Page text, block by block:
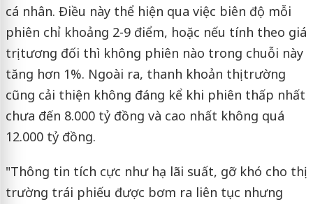
cá nhân. Điều này thể hiện qua việc biên độ mỗi
phiên chỉ khoảng 2-9 điểm, hoặc nếu tính theo giá
trị tương đối thì không phiên nào trong chuỗi này
tăng hơn 1%. Ngoài ra, thanh khoản thị trường
cũng cải thiện không đáng kể khi phiên thấp nhất
chưa đến 8.000 tỷ đồng và cao nhất không quá
12.000 tỷ đồng.
"Thông tin tích cực như hạ lãi suất, gỡ khó cho thị
trường trái phiếu được bơm ra liên tục nhưng